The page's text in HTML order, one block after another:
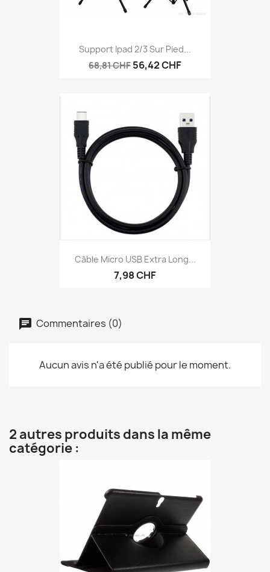
Support Ipad 2/3 Sur Pied...
68,81 CHF 56,42 CHF
Câble Micro USB Extra Long...
7,98 CHF
Commentaires (0)
Aucun avis n'a été publié pour le moment.
2 autres produits dans la même
catégorie :